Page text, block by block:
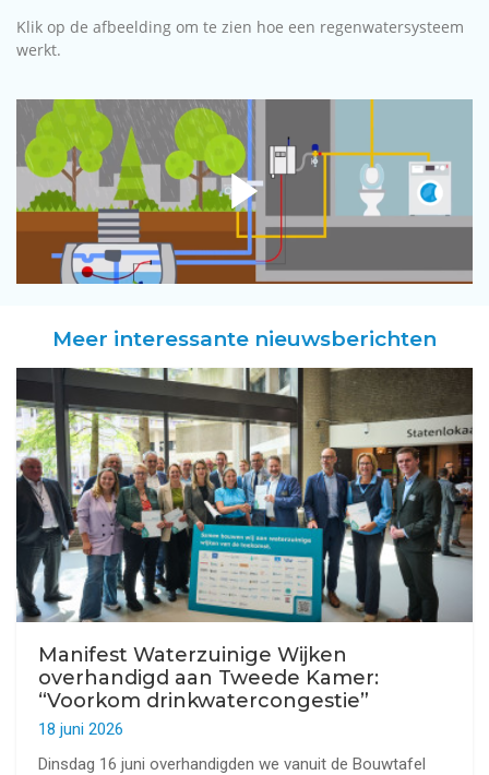
Klik op de afbeelding om te zien hoe een regenwatersysteem
werkt.
Meer interessante nieuwsberichten
Manifest Waterzuinige Wijken
overhandigd aan Tweede Kamer:
“Voorkom drinkwatercongestie”
18 juni 2026
Dinsdag 16 juni overhandigden we vanuit de Bouwtafel